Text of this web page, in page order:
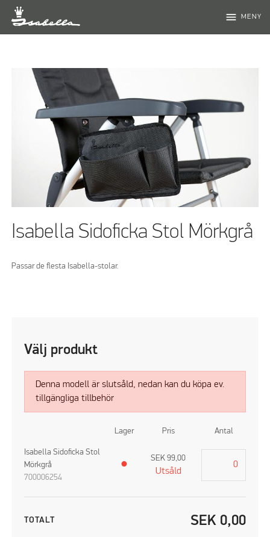
menu MENY
Isabella Sidoficka Stol Mörkgrå
Passar de flesta Isabella-stolar.
Välj produkt
Denna modell är slutsåld, nedan kan du köpa ev.
tillgängliga tillbehör
Lager Pris Antal
Isabella Sidoficka Stol
Mörkgrå
700006254
●
SEK 99,00
Utsåld
TOTALT SEK 0,00